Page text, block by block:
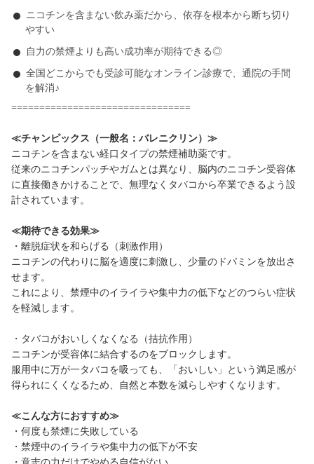
ニコチンを含まない飲み薬だから、依存を根本から断ち切り
やすい
自力の禁煙よりも高い成功率が期待できる◎
全国どこからでも受診可能なオンライン診療で、通院の手間
を解消♪
================================
≪チャンピックス（一般名：バレニクリン）≫
ニコチンを含まない経口タイプの禁煙補助薬です。
従来のニコチンパッチやガムとは異なり、脳内のニコチン受容体
に直接働きかけることで、無理なくタバコから卒業できるよう設
計されています。
≪期待できる効果≫
・離脱症状を和らげる（刺激作用）
ニコチンの代わりに脳を適度に刺激し、少量のドパミンを放出さ
せます。
これにより、禁煙中のイライラや集中力の低下などのつらい症状
を軽減します。
・タバコがおいしくなくなる（拮抗作用）
ニコチンが受容体に結合するのをブロックします。
服用中に万が一タバコを吸っても、「おいしい」という満足感が
得られにくくなるため、自然と本数を減らしやすくなります。
≪こんな方におすすめ≫
・何度も禁煙に失敗している
・禁煙中のイライラや集中力の低下が不安